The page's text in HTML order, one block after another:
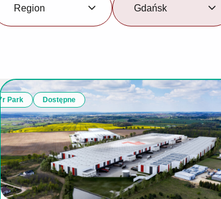
Region
Gdańsk
7r Park Dostępne